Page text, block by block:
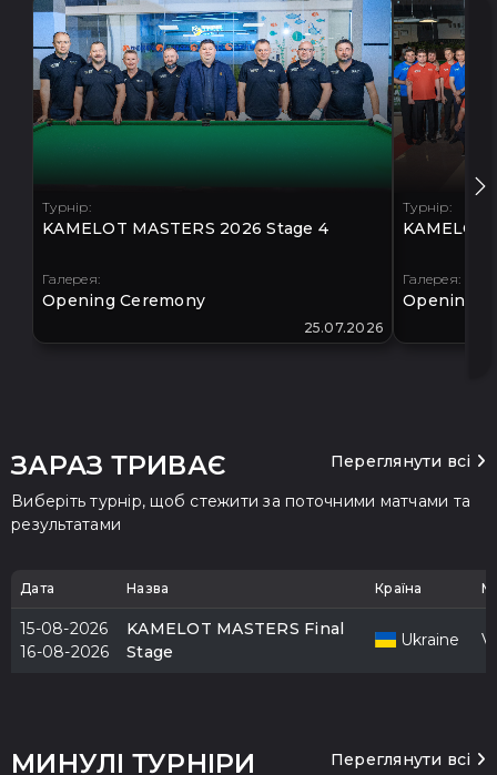
Турнір:
KAMELOT MASTERS 2026 Stage 4
Галерея:
Opening Ceremony
25.07.2026
Турнір:
KAMELOT
Галерея:
Opening
ЗАРАЗ ТРИВАЄ
Переглянути всі
Виберіть турнір, щоб стежити за поточними матчами та
результатами
Дата Назва Країна
15-08-2026
16-08-2026
KAMELOT MASTERS Final
Stage
Ukraine
МИНУЛІ ТУРНІРИ Переглянути всі